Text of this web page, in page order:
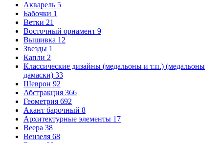
Акварель 5
Бабочки 1
Ветки 21
Восточный орнамент 9
Вышивка 12
Звезды 1
Капли 2
Классические дизайны (медальоны и т.п.) (медальоны
дамаски) 33
Шеврон 92
Абстракция 366
Геометрия 692
Акант барочный 8
Архитектурные элементы 17
Веера 38
Вензеля 68